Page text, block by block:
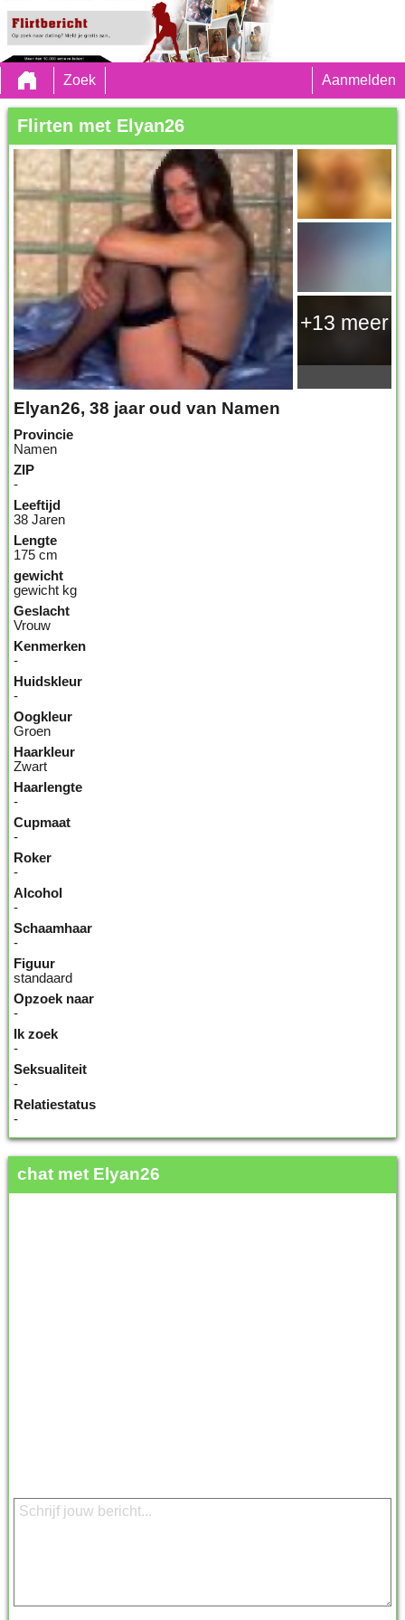
Zoek Aanmelden
Flirten met Elyan26
+13 meer
Elyan26, 38 jaar oud van Namen
Provincie
Namen
ZIP
-
Leeftijd
38 Jaren
Lengte
175 cm
gewicht
gewicht kg
Geslacht
Vrouw
Kenmerken
-
Huidskleur
-
Oogkleur
Groen
Haarkleur
Zwart
Haarlengte
-
Cupmaat
-
Roker
-
Alcohol
-
Schaamhaar
-
Figuur
standaard
Opzoek naar
-
Ik zoek
-
Seksualiteit
-
Relatiestatus
-
chat met Elyan26